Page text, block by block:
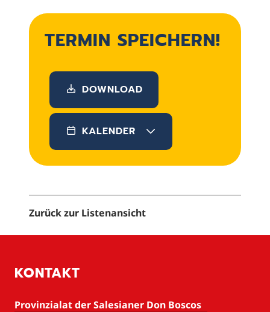
TERMIN SPEICHERN!
DOWNLOAD
KALENDER
Zurück zur Listenansicht
KONTAKT
Provinzialat der Salesianer Don Boscos